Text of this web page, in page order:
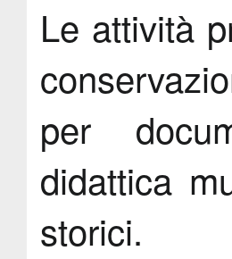
Le attività
per
didattica
storici.